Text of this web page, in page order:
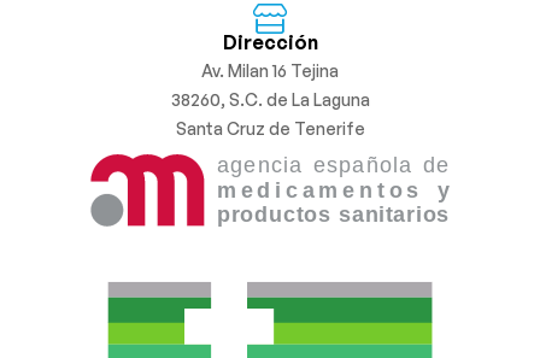
Dirección
Av. Milan 16 Tejina
38260, S.C. de La Laguna
Santa Cruz de Tenerife